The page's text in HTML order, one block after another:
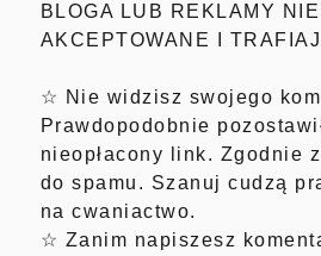
BLOGA LUB REKLAMY
AKCEPTOWANE I
☆ Nie widzisz swojego
Prawdopodobnie
nieopłacony link. Zgodnie
do spamu. Szanuj cudzą
na cwaniactwo.
☆ Zanim napiszesz